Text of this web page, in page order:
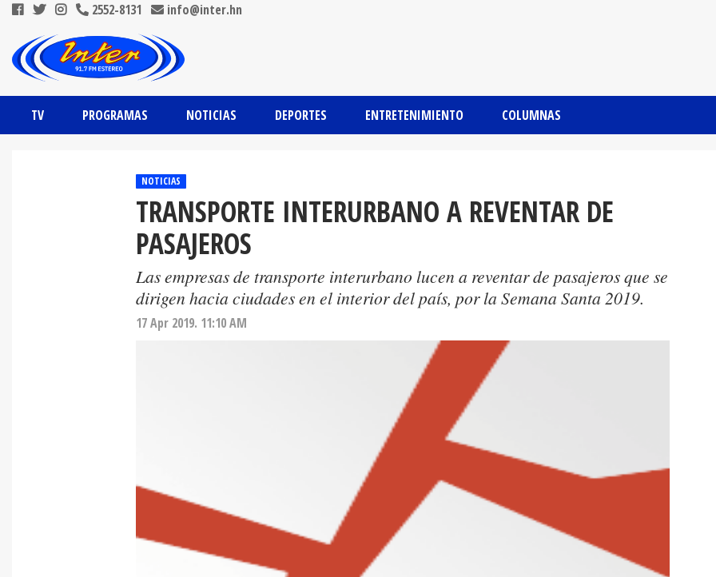
2552-8131 info@inter.hn
TV PROGRAMAS NOTICIAS DEPORTES ENTRETENIMIENTO COLUMNAS
NOTICIAS
TRANSPORTE INTERURBANO A REVENTAR DE
PASAJEROS
Las empresas de transporte interurbano lucen a reventar de pasajeros que se
dirigen hacia ciudades en el interior del país, por la Semana Santa 2019.
17 Apr 2019. 11:10 AM